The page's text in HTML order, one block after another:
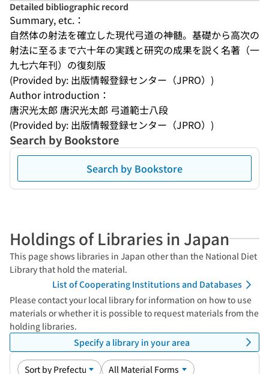
Detailed bibliographic record
Summary, etc.：
自然体の射法を確立した現代弓道の神髄。基礎から高次の
射法に至るまで六十年の実践と研究の成果を説く名著（一
九七六年刊）の復刻版
(Provided by: 出版情報登録センター（JPRO）)
Author introduction：
唐沢光太郎 唐沢光太郎 弓道範士八段
(Provided by: 出版情報登録センター（JPRO）)
Search by Bookstore
Search by Bookstore
Holdings of Libraries in Japan
This page shows libraries in Japan other than the National Diet
Library that hold the material.
List of Cooperating Institutions and Databases
Please contact your local library for information on how to use
materials or whether it is possible to request materials from the
holding libraries.
Specify a library in your area